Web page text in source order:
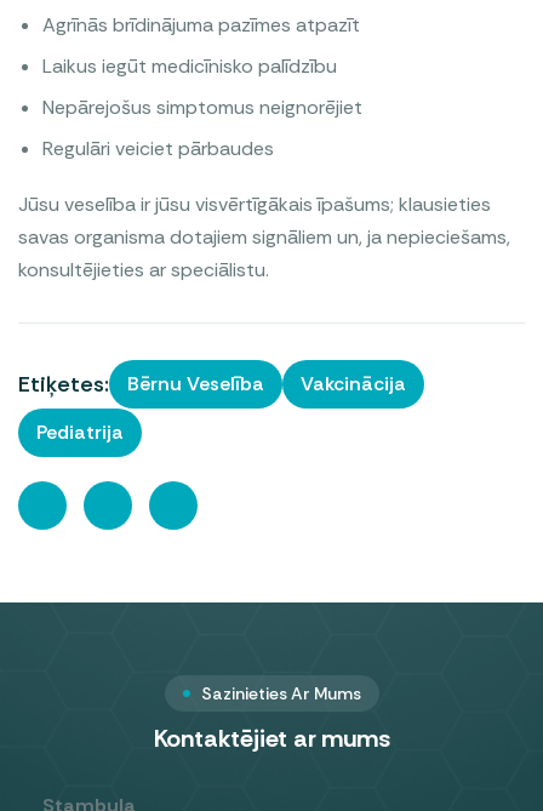
Agrīnās brīdinājuma pazīmes atpazīt
Laikus iegūt medicīnisko palīdzību
Nepārejošus simptomus neignorējiet
Regulāri veiciet pārbaudes
Jūsu veselība ir jūsu visvērtīgākais īpašums; klausieties
savas organisma dotajiem signāliem un, ja nepieciešams,
konsultējieties ar speciālistu.
Etiķetes: Bērnu Veselība
Vakcinācija
Pediatrija
Sazinieties Ar Mums
Kontaktējiet ar mums
Stambula